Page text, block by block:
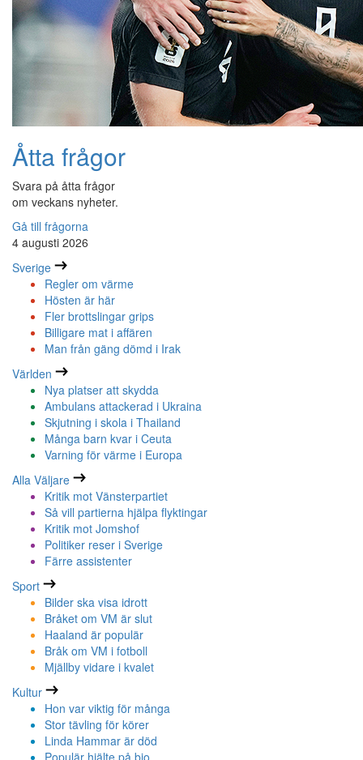
Åtta frågor
Svara på åtta frågor
om veckans nyheter.
Gå till frågorna
4 augusti 2026
Sverige
Regler om värme
Hösten är här
Fler brottslingar grips
Billigare mat i affären
Man från gäng dömd i Irak
Världen
Nya platser att skydda
Ambulans attackerad i Ukraina
Skjutning i skola i Thailand
Många barn kvar i Ceuta
Varning för värme i Europa
Alla Väljare
Kritik mot Vänsterpartiet
Så vill partierna hjälpa flyktingar
Kritik mot Jomshof
Politiker reser i Sverige
Färre assistenter
Sport
Bilder ska visa idrott
Bråket om VM är slut
Haaland är populär
Bråk om VM i fotboll
Mjällby vidare i kvalet
Kultur
Hon var viktig för många
Stor tävling för körer
Linda Hammar är död